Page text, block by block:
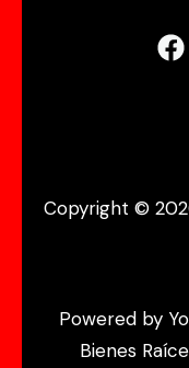
Copyright ©
Powered by
Bienes